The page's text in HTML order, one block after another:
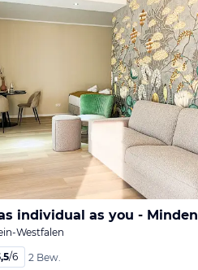
individual as you - Minden
Westfalen
/6 2 Bew.